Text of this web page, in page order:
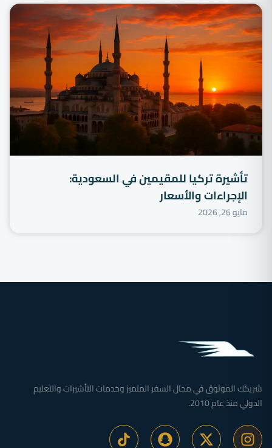
تأشيرة تركيا للمقيمين في السعودية:
الإجراءات والأسعار
مايو 26, 2026
شريكك الموثوق في مجال السفر المتميز وخدمات التأشيرات والتعليم
الدولي منذ عام 2010.